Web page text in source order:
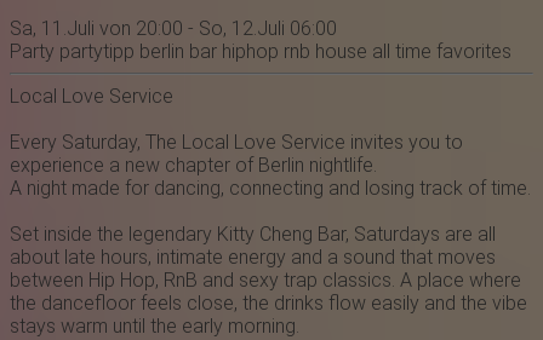
Sa, 11.Juli von 20:00 - So, 12.Juli 06:00
Party partytipp berlin bar hiphop rnb house all time favorites
Local Love Service
Every Saturday, The Local Love Service invites you to
experience a new chapter of Berlin nightlife.
A night made for dancing, connecting and losing track of time.
Set inside the legendary Kitty Cheng Bar, Saturdays are all
about late hours, intimate energy and a sound that moves
between Hip Hop, RnB and sexy trap classics. A place where
the dancefloor feels close, the drinks flow easily and the vibe
stays warm until the early morning.